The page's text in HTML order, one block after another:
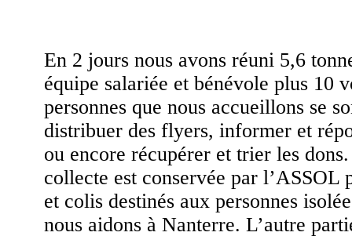
En 2 jours nous avons réuni 5,6
équipe salariée et bénévole plus 10
personnes que nous accueillons se
distribuer des flyers, informer et
ou encore récupérer et trier les
collecte est conservée par l’ASSOL
et colis destinés aux personnes
nous aidons à Nanterre. L’autre